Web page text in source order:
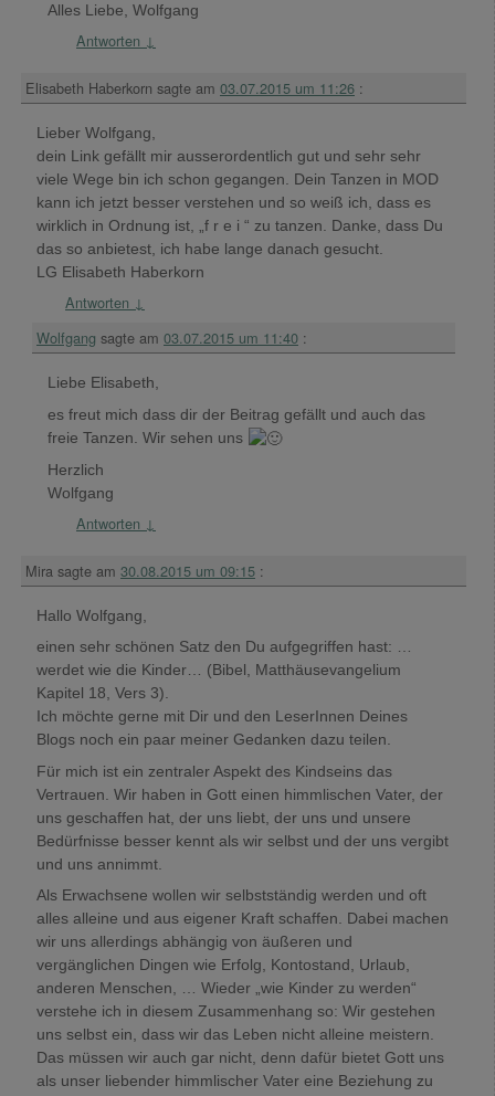
Alles Liebe, Wolfgang
Antworten ↓
Elisabeth Haberkorn sagte am 03.07.2015 um 11:26 :
Lieber Wolfgang,
dein Link gefällt mir ausserordentlich gut und sehr sehr
viele Wege bin ich schon gegangen. Dein Tanzen in MOD
kann ich jetzt besser verstehen und so weiß ich, dass es
wirklich in Ordnung ist, „f r e i “ zu tanzen. Danke, dass Du
das so anbietest, ich habe lange danach gesucht.
LG Elisabeth Haberkorn
Antworten ↓
Wolfgang sagte am 03.07.2015 um 11:40 :
Liebe Elisabeth,
es freut mich dass dir der Beitrag gefällt und auch das
freie Tanzen. Wir sehen uns
Herzlich
Wolfgang
Antworten ↓
Mira sagte am 30.08.2015 um 09:15 :
Hallo Wolfgang,
einen sehr schönen Satz den Du aufgegriffen hast: …
werdet wie die Kinder… (Bibel, Matthäusevangelium
Kapitel 18, Vers 3).
Ich möchte gerne mit Dir und den LeserInnen Deines
Blogs noch ein paar meiner Gedanken dazu teilen.
Für mich ist ein zentraler Aspekt des Kindseins das
Vertrauen. Wir haben in Gott einen himmlischen Vater, der
uns geschaffen hat, der uns liebt, der uns und unsere
Bedürfnisse besser kennt als wir selbst und der uns vergibt
und uns annimmt.
Als Erwachsene wollen wir selbstständig werden und oft
alles alleine und aus eigener Kraft schaffen. Dabei machen
wir uns allerdings abhängig von äußeren und
vergänglichen Dingen wie Erfolg, Kontostand, Urlaub,
anderen Menschen, … Wieder „wie Kinder zu werden“
verstehe ich in diesem Zusammenhang so: Wir gestehen
uns selbst ein, dass wir das Leben nicht alleine meistern.
Das müssen wir auch gar nicht, denn dafür bietet Gott uns
als unser liebender himmlischer Vater eine Beziehung zu